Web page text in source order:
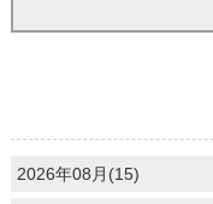
2026年08月(15)